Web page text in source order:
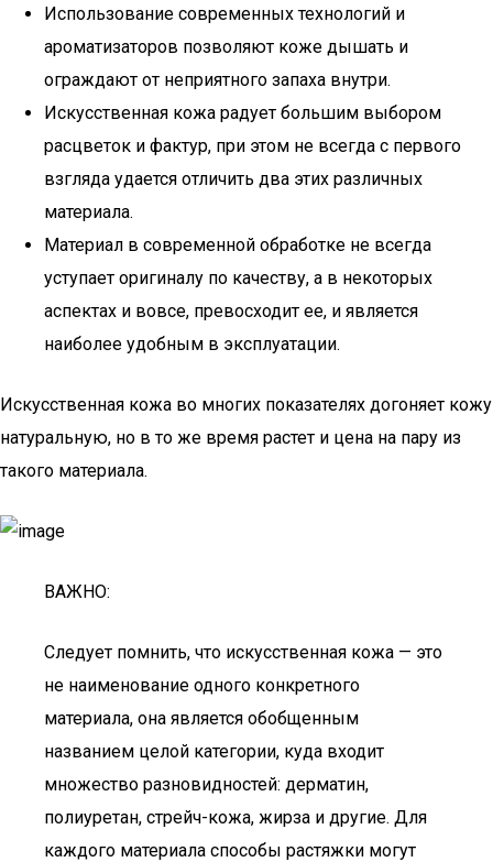
Использование современных технологий и
ароматизаторов позволяют коже дышать и
ограждают от неприятного запаха внутри.
Искусственная кожа радует большим выбором
расцветок и фактур, при этом не всегда с первого
взгляда удается отличить два этих различных
материала.
Материал в современной обработке не всегда
уступает оригиналу по качеству, а в некоторых
аспектах и вовсе, превосходит ее, и является
наиболее удобным в эксплуатации.
Искусственная кожа во многих показателях догоняет кожу
натуральную, но в то же время растет и цена на пару из
такого материала.
ВАЖНО:
Следует помнить, что искусственная кожа — это
не наименование одного конкретного
материала, она является обобщенным
названием целой категории, куда входит
множество разновидностей: дерматин,
полиуретан, стрейч-кожа, жирза и другие. Для
каждого материала способы растяжки могут